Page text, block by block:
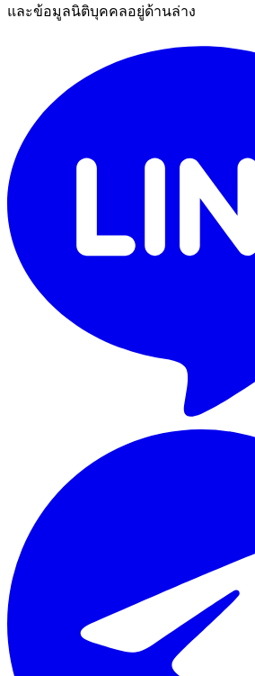
และข้อมูลนิติบุคคลอยู่ด้านล่าง